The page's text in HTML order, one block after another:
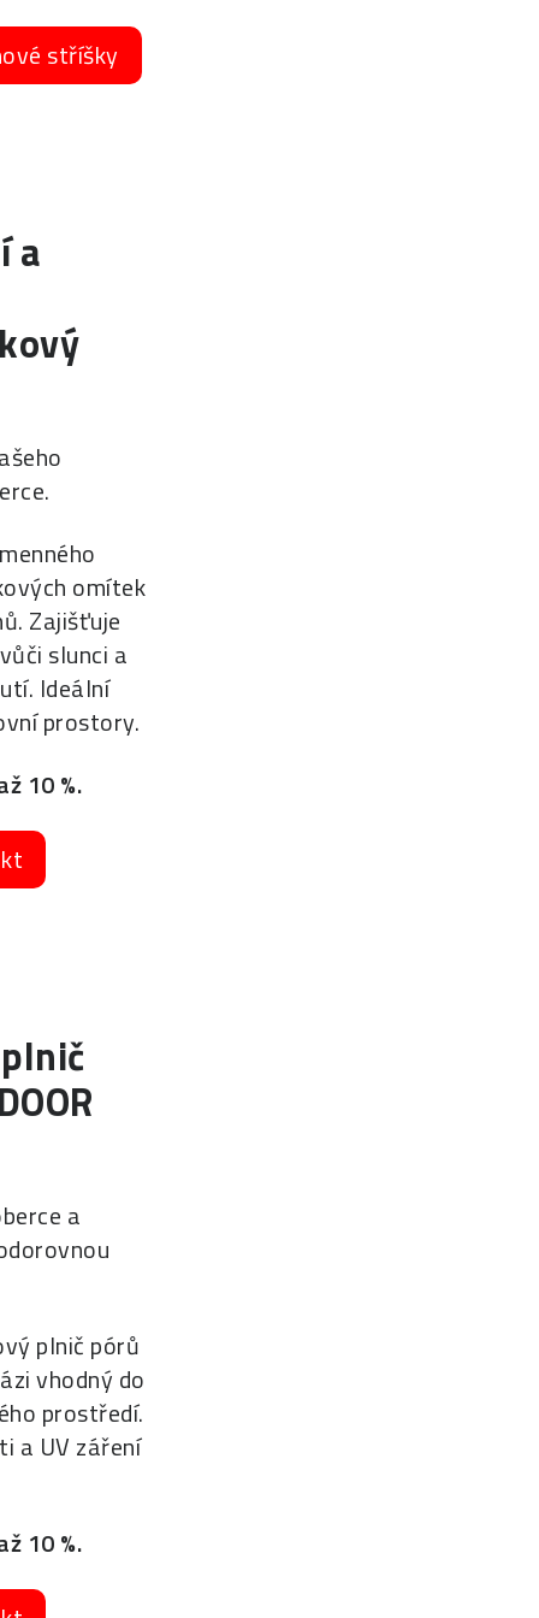
stříšky
a
omítek
Zajišťuje
vůči slunci a
Ideální
prostory.
10 %.
a
plnič pórů
vhodný do
prostředí.
a UV záření
10 %.